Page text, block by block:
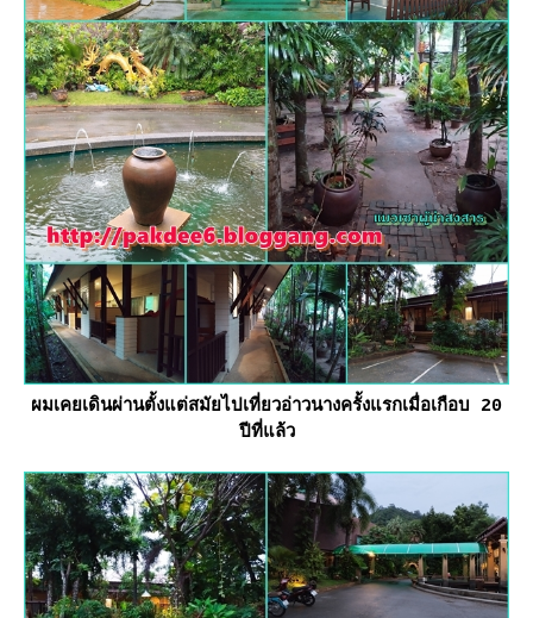
ผมเคยเดินผ่านตั้งแต่สมัยไปเที่ยวอ่าวนางครั้งแรกเมื่อเกือบ 20
ปีที่แล้ว